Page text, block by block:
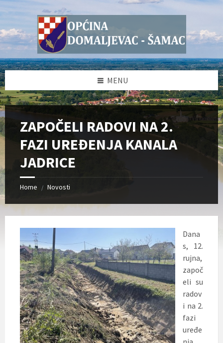
Skip
to
Skip
to
sidebar
Skip
to
sidebar
Skip
to
MENU
ZAPOČELI RADOVI NA 2.
FAZI UREĐENJA KANALA
JADRICE
Home / Novosti
Dana
s, 12.
rujna,
započ
eli su
radov
i na 2.
fazi
uređe